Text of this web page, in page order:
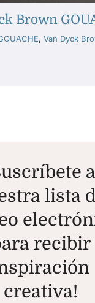
Brown
, Van Dyck
a
lista
recibir
creativa!